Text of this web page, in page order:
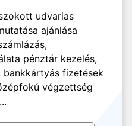
udvarias
ajánlása
pénztár kezelés,
bankkártyás fizetések
végzettség